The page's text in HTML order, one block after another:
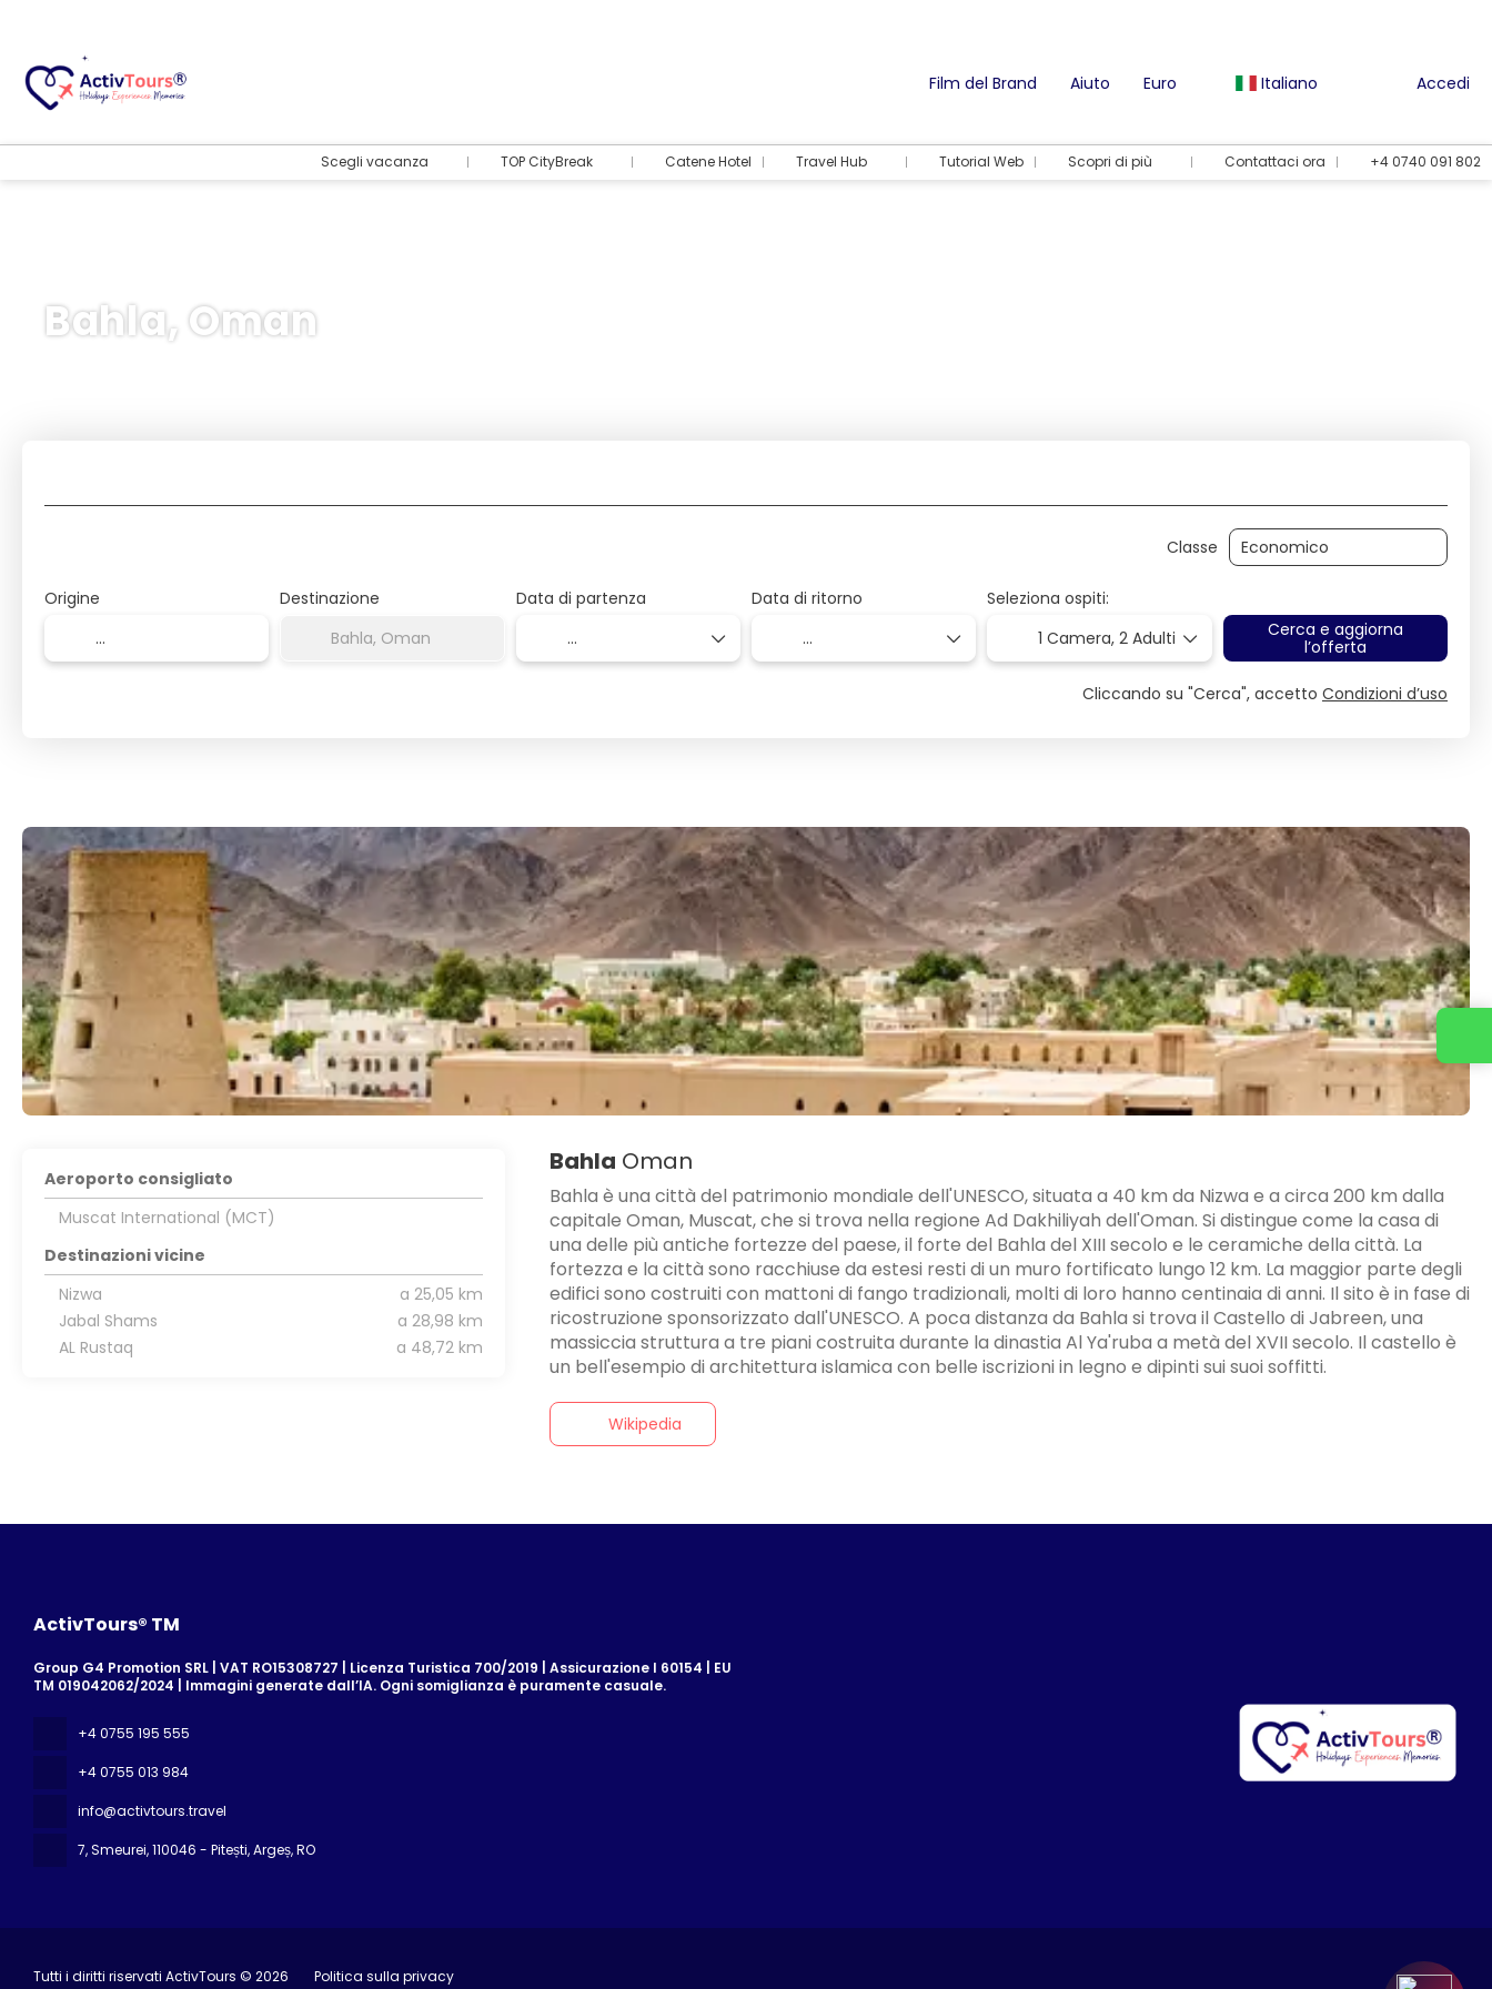
Film del Brand Aiuto Euro Italiano Accedi
Scegli vacanza TOP CityBreak Catene Hotel Travel Hub Tutorial Web Scopri di più Contattaci ora +4 0740 091 802
Bahla, Oman
Classe
Origine Destinazione Data di partenza Data di ritorno
Seleziona ospiti:
1 Camera,2 Adulti
Cerca e aggiorna
l’offerta
Cliccando su "Cerca", accetto Condizioni d’uso
Bahla Oman
Bahla è una città del patrimonio mondiale dell'UNESCO, situata a 40 km da Nizwa e a circa 200 km dalla
capitale Oman, Muscat, che si trova nella regione Ad Dakhiliyah dell'Oman. Si distingue come la casa di
una delle più antiche fortezze del paese, il forte del Bahla del XIII secolo e le ceramiche della città. La
fortezza e la città sono racchiuse da estesi resti di un muro fortificato lungo 12 km. La maggior parte degli
edifici sono costruiti con mattoni di fango tradizionali, molti di loro hanno centinaia di anni. Il sito è in fase di
ricostruzione sponsorizzato dall'UNESCO. A poca distanza da Bahla si trova il Castello di Jabreen, una
massiccia struttura a tre piani costruita durante la dinastia Al Ya'ruba a metà del XVII secolo. Il castello è
un bell'esempio di architettura islamica con belle iscrizioni in legno e dipinti sui suoi soffitti.
Wikipedia
Aeroporto consigliato
Muscat International (MCT)
Destinazioni vicine
Nizwa
a 25,05 km
Jabal Shams
a 28,98 km
AL Rustaq
a 48,72 km
ActivTours® TM
Group G4 Promotion SRL | VAT RO15308727 | Licenza Turistica 700/2019 | Assicurazione I 60154 | EU
TM 019042062/2024 | Immagini generate dall’IA. Ogni somiglianza è puramente casuale.
+4 0755 195 555
+4 0755 013 984
info@activtours.travel
7, Smeurei, 110046 - Pitești, Argeș, RO
Tutti i diritti riservati ActivTours © 2026 Politica sulla privacy